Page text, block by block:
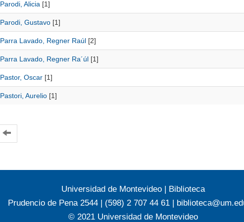
Parodi, Alicia [1]
Parodi, Gustavo[1]
Parra Lavado, Regner Raúl[2]
Parra Lavado, Regner Ra´úl[1]
Pastor, Oscar[1]
Pastori, Aurelio[1]
Universidad de Montevideo | Biblioteca
Prudencio de Pena 2544 | (598) 2 707 44 61 |
© 2021 Universidad de Montevideo